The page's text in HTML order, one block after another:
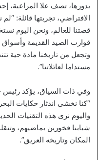
بدورها، تصف علا المراعية،
الافتراضي، تجربتها قائلة:
قصتنا للعالم، ونحن اليوم
قوارب الصيد القديمة وأسواق
وتجعل من تاريخنا مادة حية
مستداما لعائلاتنا”.
وفي ذات السياق، يؤكد رئيس
“كنا نخشى اندثار حكايات
واليوم نرى هذه التقنيات
شبابنا فخورين بماضيهم،
المكان وتاريخه العريق”.